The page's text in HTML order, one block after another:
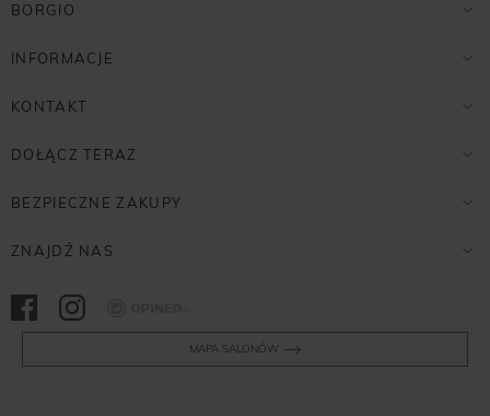
BORGIO
INFORMACJE
KONTAKT
DOŁĄCZ TERAZ
BEZPIECZNE ZAKUPY
ZNAJDŹ NAS
MAPA SALONÓW